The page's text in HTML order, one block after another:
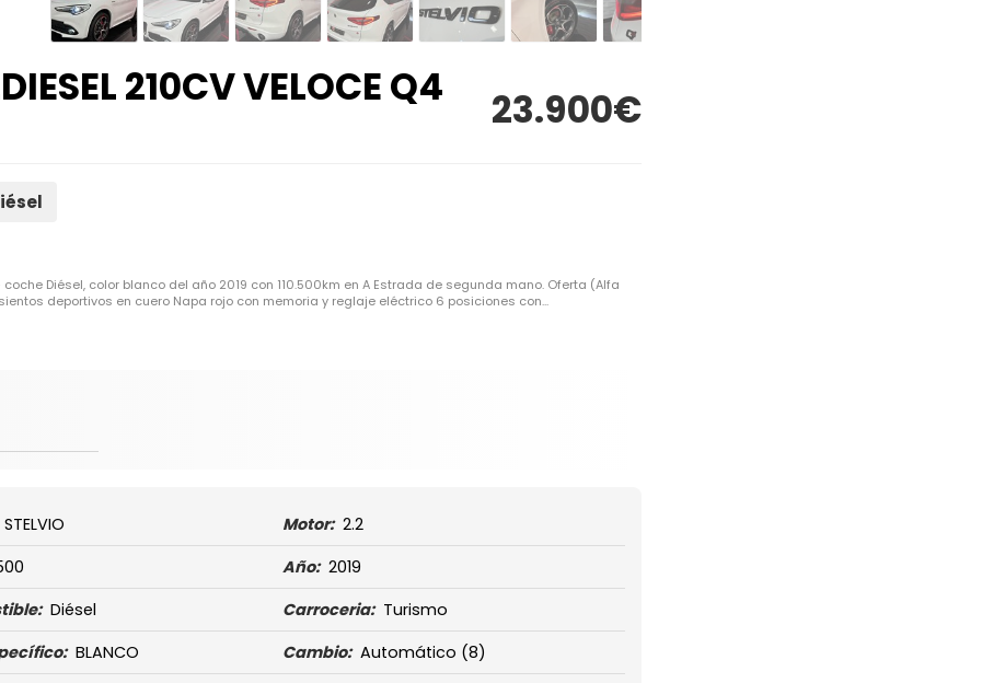
210CV VELOCE Q4
23.900€
- coche Diésel, color blanco del año 2019 con 110.500km en A Estrada de segunda mano. Oferta (Alfa
Asientos deportivos en cuero Napa rojo con memoria y reglaje eléctrico 6 posiciones con...
STELVIO Motor: 2.2
Año: 2019
Diésel Carroceria: Turismo
BLANCO Cambio: Automático (8)